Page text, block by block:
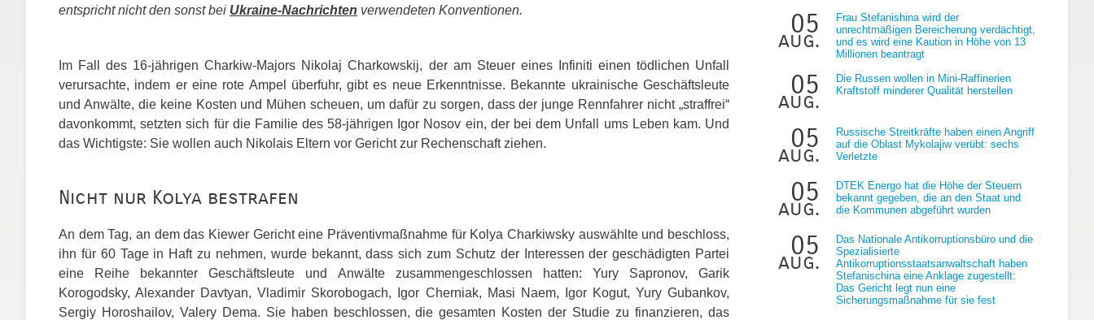
entspricht nicht den sonst bei Ukraine-Nachrichten verwendeten Konventionen.
Im Fall des 16-jährigen Charkiw-Majors Nikolaj Charkowskij, der am Steuer eines Infiniti einen tödlichen Unfall
verursachte, indem er eine rote Ampel überfuhr, gibt es neue Erkenntnisse. Bekannte ukrainische Geschäftsleute
und Anwälte, die keine Kosten und Mühen scheuen, um dafür zu sorgen, dass der junge Rennfahrer nicht „straffrei“
davonkommt, setzten sich für die Familie des 58-jährigen Igor Nosov ein, der bei dem Unfall ums Leben kam. Und
das Wichtigste: Sie wollen auch Nikolais Eltern vor Gericht zur Rechenschaft ziehen.
Nicht nur Kolya bestrafen
An dem Tag, an dem das Kiewer Gericht eine Präventivmaßnahme für Kolya Charkiwsky auswählte und beschloss,
ihn für 60 Tage in Haft zu nehmen, wurde bekannt, dass sich zum Schutz der Interessen der geschädigten Partei
eine Reihe bekannter Geschäftsleute und Anwälte zusammengeschlossen hatten: Yury Sapronov, Garik
Korogodsky, Alexander Davtyan, Vladimir Skorobogach, Igor Cherniak, Masi Naem, Igor Kogut, Yury Gubankov,
Sergiy Horoshailov, Valery Dema. Sie haben beschlossen, die gesamten Kosten der Studie zu finanzieren, das
05
aug.
Frau Stefanishina wird der
unrechtmäßigen Bereicherung verdächtigt,
und es wird eine Kaution in Höhe von 13
Millionen beantragt
05
aug.
Die Russen wollen in Mini-Raffinerien
Kraftstoff minderer Qualität herstellen
05
aug.
Russische Streitkräfte haben einen Angriff
auf die Oblast Mykolajiw verübt: sechs
Verletzte
05
aug.
DTEK Energo hat die Höhe der Steuern
bekannt gegeben, die an den Staat und
die Kommunen abgeführt wurden
05
aug.
Das Nationale Antikorruptionsbüro und die
Spezialisierte
Antikorruptionsstaatsanwaltschaft haben
Stefanischina eine Anklage zugestellt:
Das Gericht legt nun eine
Sicherungsmaßnahme für sie fest